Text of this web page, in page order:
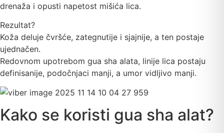
drenaža i opusti napetost mišića lica.
Rezultat?
Koža deluje čvršće, zategnutije i sjajnije, a ten postaje
ujednačen.
Redovnom upotrebom gua sha alata, linije lica postaju
definisanije, podočnjaci manji, a umor vidljivo manji.
Kako se koristi gua sha alat?